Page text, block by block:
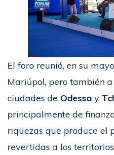
El foro reunió, en su
Mariúpol, pero también
ciudades de Odessa y
principalmente de
riquezas que produce el
revertidas a los